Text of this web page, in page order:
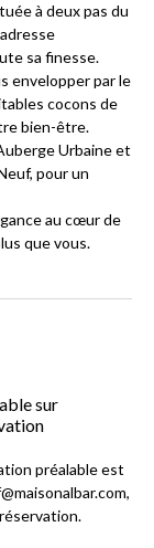
à deux pas du
sa finesse.
envelopper par le
cocons de
bien-être.
Urbaine et
pour un
au cœur de
que vous.
sur
préalable est